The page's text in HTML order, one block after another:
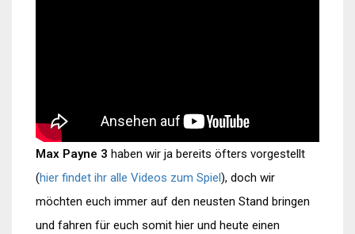
Max Payne 3 haben wir ja bereits öfters vorgestellt
(hier findet ihr alle Videos zum Spiel), doch wir
möchten euch immer auf den neusten Stand bringen
und fahren für euch somit hier und heute einen